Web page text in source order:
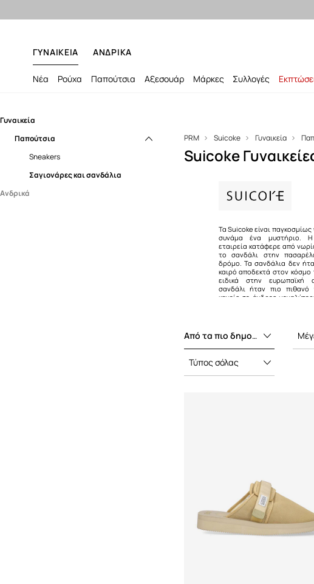
ΓΥΝΑΙΚΕΙΑ ΑΝΔΡΙΚΑ
Νέα Ρούχα Παπούτσια Αξεσουάρ Μάρκες Συλλογές
Γυναικεία
Παπούτσια
Sneakers
Σαγιονάρες και σανδάλια
Ανδρικά
PRM Suicoke Γυναικεία
Suicoke
Τα Suicoke είναι
συνάμα ένα μυστήριο. Η
εταιρεία κατάφερε από
το σανδάλι στην
δρόμο. Τα σανδάλια δεν
καιρό αποδεκτά στον κόσμο
ειδικά στην ευρωπαϊκή
σανδάλι ήταν πιο
κανείς σε άνδρες
πιο ανοιχτή στην ιδέα
καιρό και ενέπνευσε τη
αυτό. Το Suicoke ήταν
μόνο στην Ιαπωνία,
συνεργασίες πολλών
σημάτων, το διεθνές
Από τα πιο δημοφιλή
Τύπος σόλας